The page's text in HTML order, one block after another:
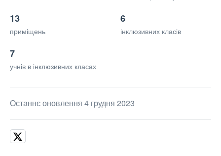
13
приміщень
6
інклюзивних класів
7
учнів в інклюзивних класах
Останнє оновлення 4 грудня 2023